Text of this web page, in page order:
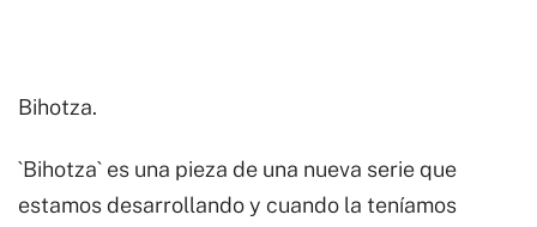
Bihotza.
`Bihotza` es una pieza de una nueva serie que
estamos desarrollando y cuando la teníamos